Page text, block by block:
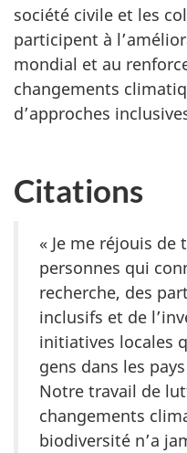
société civile et les
participent à
mondial et au
changements
d’approches
Citations
« Je me réjouis de
personnes qui
recherche, des
inclusifs et de
initiatives locales
gens dans les
Notre travail de
changements
biodiversité n’a